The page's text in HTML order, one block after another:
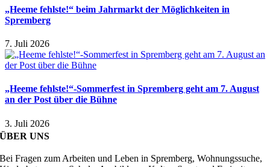
„Heeme fehlste!“ beim Jahrmarkt der Möglichkeiten in
Spremberg
7. Juli 2026
„Heeme fehlste!“-Sommerfest in Spremberg geht am 7. August
an der Post über die Bühne
3. Juli 2026
ÜBER UNS
Bei Fragen zum Arbeiten und Leben in Spremberg, Wohnungssuche,